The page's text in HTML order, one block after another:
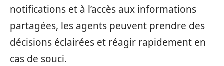
notifications et à l’accès aux informations
partagées, les agents peuvent prendre des
décisions éclairées et réagir rapidement en
cas de souci.